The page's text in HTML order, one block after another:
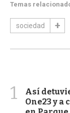
Temas
sociedad
1
Así
One23 y